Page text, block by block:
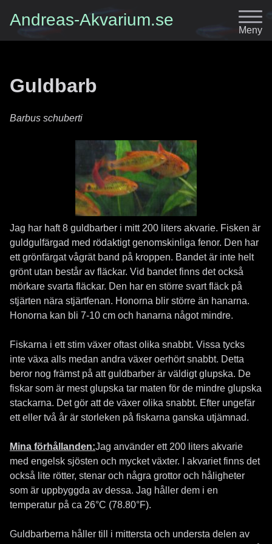
Andreas-Akvarium.se
Meny
Guldbarb
Barbus schuberti
Jag har haft 8 guldbarber i mitt 200 liters akvarie. Fisken är
guldgulfärgad med rödaktigt genomskinliga fenor. Den har
ett grönfärgat vågrät band på kroppen. Bandet är inte helt
grönt utan består av fläckar. Vid bandet finns det också
mörkare svarta fläckar. Den har en större svart fläck på
stjärten nära stjärtfenan. Honorna blir större än hanarna.
Honorna kan bli 7-10 cm och hanarna något mindre.
Fiskarna i ett stim växer oftast olika snabbt. Vissa tycks
inte växa alls medan andra växer oerhört snabbt. Detta
beror nog främst på att guldbarber är väldigt glupska. De
fiskar som är mest glupska tar maten för de mindre glupska
stackarna. Det gör att de växer olika snabbt. Efter ungefär
ett eller två år är storleken på fiskarna ganska utjämnad.
Mina förhållanden:Jag använder ett 200 liters akvarie
med engelsk sjösten och mycket växter. I akvariet finns det
också lite rötter, stenar och några grottor och håligheter
som är uppbyggda av dessa. Jag håller dem i en
temperatur på ca 26°C (78.80°F).
Guldbarberna håller till i mittersta och understa delen av